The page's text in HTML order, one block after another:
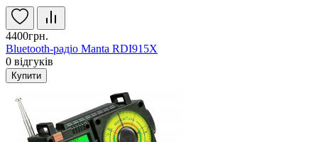
4400грн.
Bluetooth-радіо Manta RDI915X
0 відгуків
Купити